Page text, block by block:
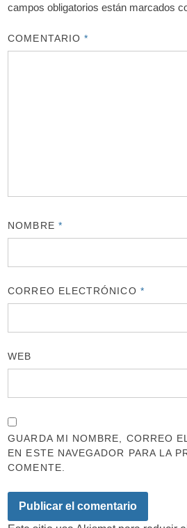
campos obligatorios están marcados
COMENTARIO*
NOMBRE *
CORREO ELECTRÓNICO *
WEB
GUARDA MI NOMBRE, CORREO
EN ESTE NAVEGADOR PARA LA
COMENTE.